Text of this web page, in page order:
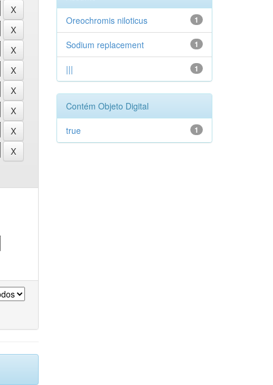
1
Oreochromis niloticus
1
Sodium replacement
1
|||
Contém Objeto Digital
1
true